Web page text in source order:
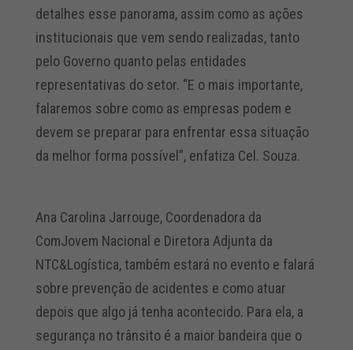
detalhes esse panorama, assim como as ações
institucionais que vem sendo realizadas, tanto
pelo Governo quanto pelas entidades
representativas do setor. “E o mais importante,
falaremos sobre como as empresas podem e
devem se preparar para enfrentar essa situação
da melhor forma possível”, enfatiza Cel. Souza.
Ana Carolina Jarrouge, Coordenadora da
ComJovem Nacional e Diretora Adjunta da
NTC&Logística, também estará no evento e falará
sobre prevenção de acidentes e como atuar
depois que algo já tenha acontecido. Para ela, a
segurança no trânsito é a maior bandeira que o